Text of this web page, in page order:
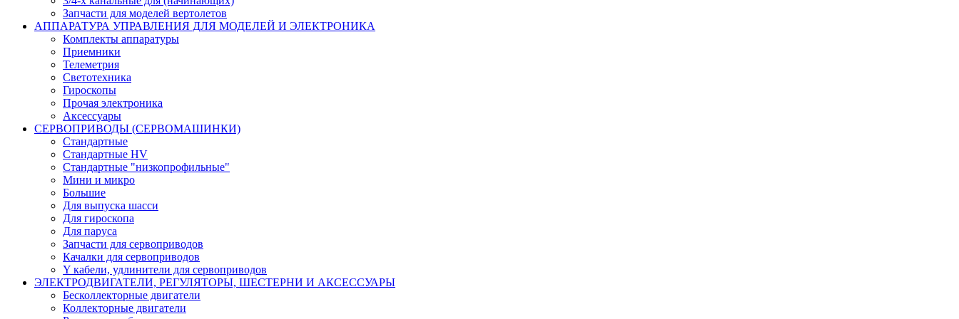
Запчасти для моделей вертолетов
АППАРАТУРА УПРАВЛЕНИЯ ДЛЯ МОДЕЛЕЙ И ЭЛЕКТРОНИКА
Комплекты аппаратуры
Приемники
Телеметрия
Светотехника
Гироскопы
Прочая электроника
Аксессуары
СЕРВОПРИВОДЫ (СЕРВОМАШИНКИ)
Стандартные
Стандартные HV
Стандартные "низкопрофильные"
Мини и микро
Большие
Для выпуска шасси
Для гироскопа
Для паруса
Запчасти для сервоприводов
Качалки для сервоприводов
Y кабели, удлинители для сервоприводов
ЭЛЕКТРОДВИГАТЕЛИ, РЕГУЛЯТОРЫ, ШЕСТЕРНИ И АКСЕССУАРЫ
Бесколлекторные двигатели
Коллекторные двигатели